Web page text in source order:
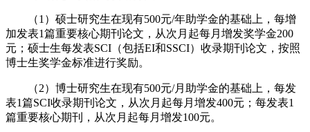
（1）硕士研究生在现有500元/年助学金的基础上，每增
加发表1篇重要核心期刊论文，从次月起每月增发奖学金200
元；硕士生每发表SCI（包括EI和SSCI）收录期刊论文，按照
博士生奖学金标准进行奖励。
（2）博士研究生在现有500元/月助学金的基础上，每发
表1篇SCI收录期刊论文，从次月起每月增发400元；每发表1
篇重要核心期刊，从次月起每月增发100元。